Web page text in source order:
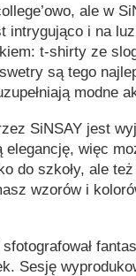
ale w
intrygująco i na
t-shirty ze
są tego
modne
SiNSAY jest
więc
do szkoły, ale
wzorów i
Sesję